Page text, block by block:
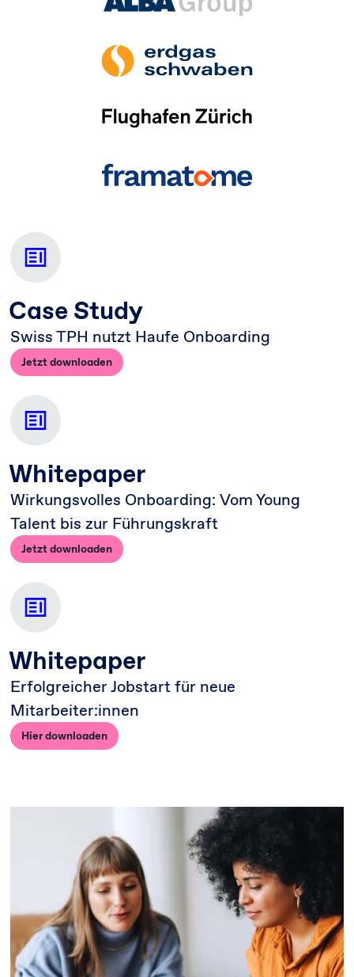
Case Study
Swiss TPH nutzt Haufe Onboarding
Jetzt downloaden
Whitepaper
Wirkungsvolles Onboarding: Vom Young
Talent bis zur Führungskraft
Jetzt downloaden
Whitepaper
Erfolgreicher Jobstart für neue
Mitarbeiter:innen
Hier downloaden